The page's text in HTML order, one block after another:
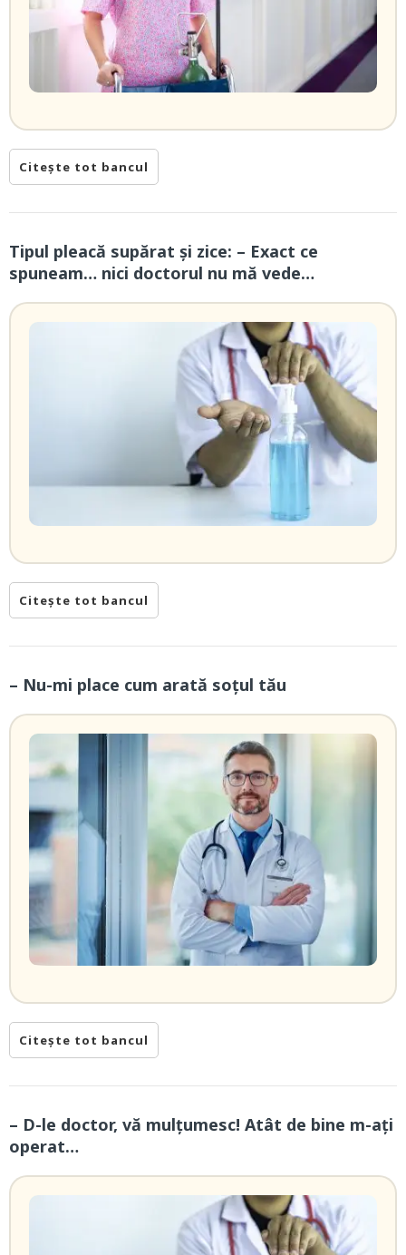
Citește tot bancul
Tipul pleacă supărat și zice: – Exact ce
spuneam… nici doctorul nu mă vede…
Citește tot bancul
– Nu-mi place cum arată soțul tău
Citește tot bancul
– D-le doctor, vă mulţumesc! Atât de bine m-ați
operat…